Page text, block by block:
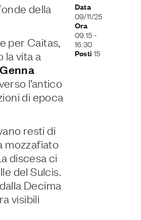
della
per Caitas,
vita a
Genna
l’antico
di epoca
resti di
mozzafiato
discesa ci
del Sulcis.
Decima
visibili
Data
09/11/25
Ora
09:15 -
16:30
Posti 15